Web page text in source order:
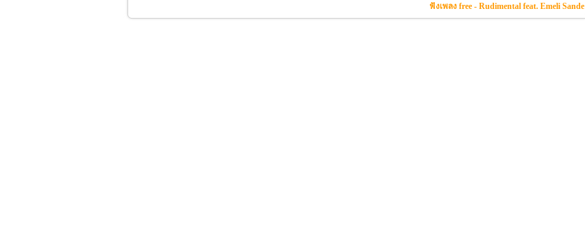
ฟังเพลง free - Rudimental feat. Emeli Sande